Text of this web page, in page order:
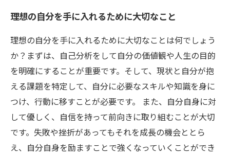
理想の自分を手に入れるために大切なこと
理想の自分を手に入れるために大切なことは何でしょう
か？まずは、自己分析をして自分の価値観や人生の目的
を明確にすることが重要です。そして、現状と自分が抱
える課題を特定して、自分に必要なスキルや知識を身に
つけ、行動に移すことが必要です。 また、自分自身に対
して優しく、自信を持って前向きに取り組むことが大切
です。失敗や挫折があってもそれを成長の機会ととら
え、自分自身を励ますことで強くなっていくことができ